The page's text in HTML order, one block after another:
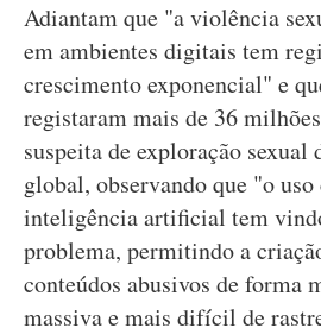
Adiantam que "a violência
em ambientes digitais tem
crescimento exponencial" e
registaram mais de 36
suspeita de exploração sexual
global, observando que "o uso
inteligência artificial tem
problema, permitindo a
conteúdos abusivos de forma
massiva e mais difícil de